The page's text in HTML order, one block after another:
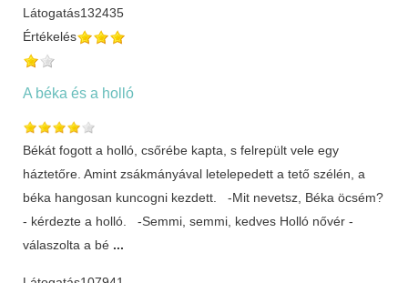
Látogatás132435
Értékelés
A béka és a holló
Békát fogott a holló, csőrébe kapta, s felrepült vele egy
háztetőre. Amint zsákmányával letelepedett a tető szélén, a
béka hangosan kuncogni kezdett. -Mit nevetsz, Béka öcsém?
- kérdezte a holló. -Semmi, semmi, kedves Holló nővér -
válaszolta a bé ...